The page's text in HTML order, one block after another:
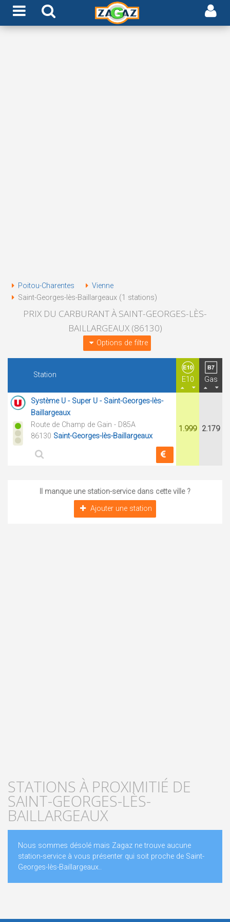
Poitou-Charentes
Vienne
Saint-Georges-lès-Baillargeaux (1 stations)
PRIX DU CARBURANT À SAINT-GEORGES-LÈS-
BAILLARGEAUX (86130)
Options de filtre
Station
E10 Gas
Système U - Super U - Saint-Georges-lès-
Baillargeaux
Route de Champ de Gain - D85A
86130 Saint-Georges-lès-Baillargeaux
1.999 2.179
Il manque une station-service dans cette ville ?
Ajouter une station
STATIONS À PROXIMITIÉ DE
SAINT-GEORGES-LÈS-
BAILLARGEAUX
Nous sommes désolé mais Zagaz ne trouve aucune
station-service à vous présenter qui soit proche de Saint-
Georges-lès-Baillargeaux..